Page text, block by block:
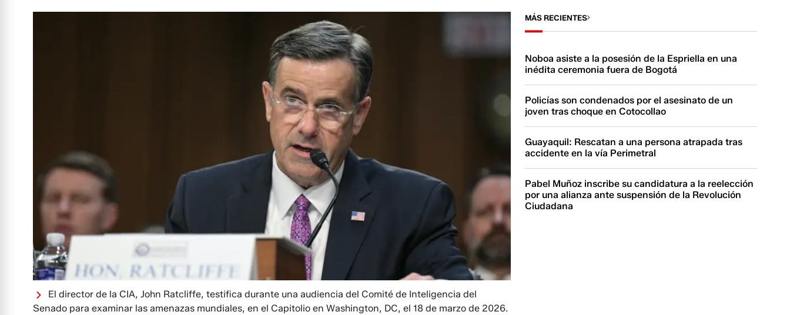
El director de la CIA, John Ratcliffe, testifica durante una audiencia del Comité de Inteligencia del
Senado para examinar las amenazas mundiales, en el Capitolio en Washington, DC, el 18 de marzo de 2026.
MÁS RECIENTES
Noboa asiste a la posesión de la Espriella en una
inédita ceremonia fuera de Bogotá
Policías son condenados por el asesinato de un
joven tras choque en Cotocollao
Guayaquil: Rescatan a una persona atrapada tras
accidente en la vía Perimetral
Pabel Muñoz inscribe su candidatura a la reelección
por una alianza ante suspensión de la Revolución
Ciudadana